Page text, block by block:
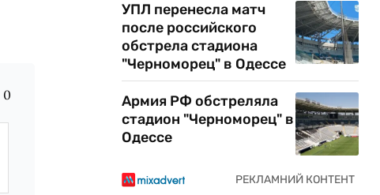
0
УПЛ перенесла матч
после российского
обстрела стадиона
"Черноморец" в Одессе
Армия РФ обстреляла
стадион "Черноморец" в
Одессе